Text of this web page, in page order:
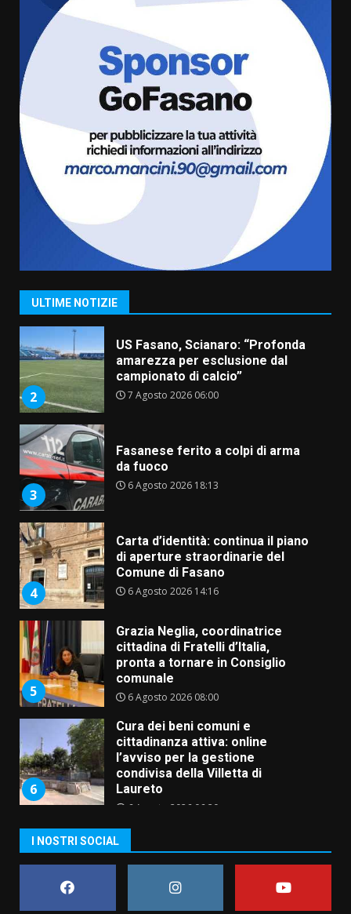
ULTIME NOTIZIE
6 Agosto 2026 08:00
Cura dei beni comuni e
cittadinanza attiva: online
l’avviso per la gestione
condivisa della Villetta di
Laureto
La magia del Minareto e la prima
assoluta de “L’Albergo
Belvedere. Il rapimento”
6 Agosto 2026 06:15
1
“I Contestatori: Musica di
Rivoluzione”: nuovo
appuntamento con “Fasano in
2
US Fasano, Scianaro: “Profonda
amarezza per esclusione dal
campionato di calcio”
7 Agosto 2026 06:00
3
Fasanese ferito a colpi di arma
da fuoco
6 Agosto 2026 18:13
4
Carta d’identità: continua il piano
di aperture straordinarie del
Comune di Fasano
6 Agosto 2026 14:16
5
Grazia Neglia, coordinatrice
cittadina di Fratelli d’Italia,
pronta a tornare in Consiglio
comunale
6 Agosto 2026 08:00
6
Cura dei beni comuni e
cittadinanza attiva: online
l’avviso per la gestione
condivisa della Villetta di
Laureto
6 Agosto 2026 06:20
assoluta de “L’Albergo
Belvedere. Il rapimento”
6 Agosto 2026 06:15
I NOSTRI SOCIAL